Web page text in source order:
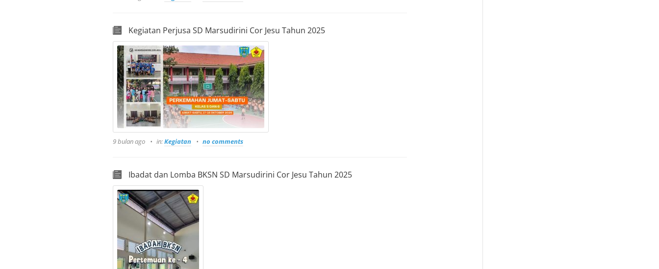
Kegiatan Perjusa SD Marsudirini Cor Jesu Tahun 2025
9 bulan ago in:Kegiatan no comments
Ibadat dan Lomba BKSN SD Marsudirini Cor Jesu Tahun 2025